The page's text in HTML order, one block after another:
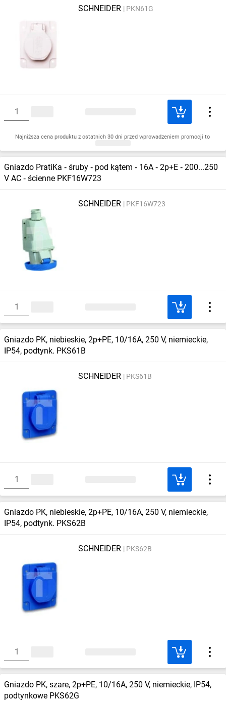
SCHNEIDER PKN61G
Najniższa cena produktu z ostatnich 30 dni przed wprowadzeniem promocji to
Gniazdo PratiKa ‑ śruby ‑ pod kątem ‑ 16A ‑ 2p+E ‑ 200...250
V AC ‑ ścienne PKF16W723
SCHNEIDER PKF16W723
Gniazdo PK, niebieskie, 2p+PE, 10/16A, 250 V, niemieckie,
IP54, podtynk. PKS61B
SCHNEIDER PKS61B
Gniazdo PK, niebieskie, 2p+PE, 10/16A, 250 V, niemieckie,
IP54, podtynk. PKS62B
SCHNEIDER PKS62B
Gniazdo PK, szare, 2p+PE, 10/16A, 250 V, niemieckie, IP54,
podtynkowe PKS62G